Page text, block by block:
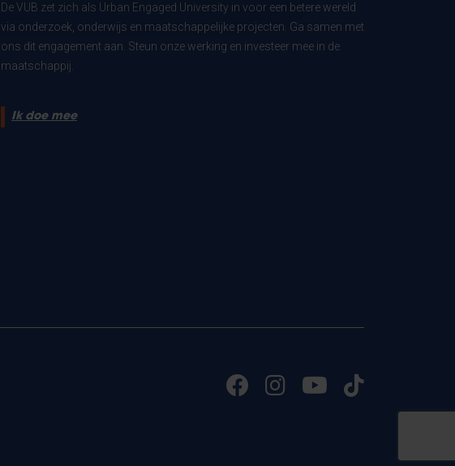
De VUB zet zich als Urban Engaged University in voor een betere wereld
via onderzoek, onderwijs en maatschappelijke projecten. Ga samen met
ons dit engagement aan. Steun onze werking en investeer mee in de
maatschappij.
Ik doe mee